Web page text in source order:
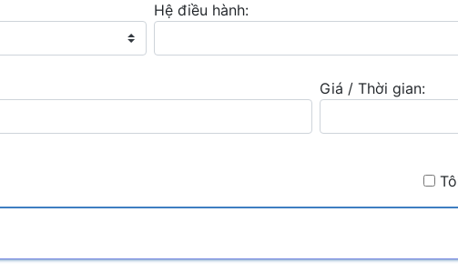
8 vCPU
CPU: 12 vCPU SSD: 500 GB
Hệ điều hành:
Giá / Thời gian: